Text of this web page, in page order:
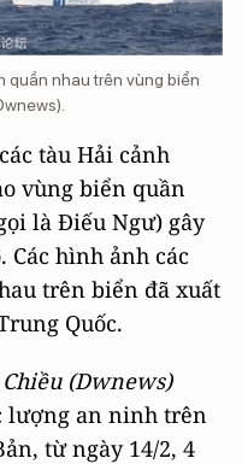
quần nhau trên vùng biển
tàu Hải cảnh
vùng biển quần
là Điếu Ngư) gây
Các hình ảnh các
trên biển đã xuất
Quốc.
(Dwnews)
lượng an ninh trên
từ ngày 14/2, 4